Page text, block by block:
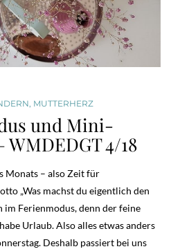
MUTTERHERZ
und Mini-
4/18
Monats – also Zeit für
„Was machst du eigentlich den
im Ferienmodus, denn der feine
Urlaub. Also alles etwas anders
Deshalb passiert bei uns